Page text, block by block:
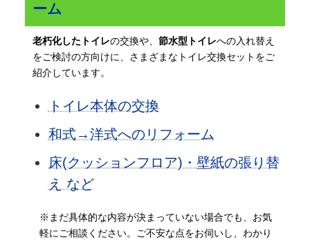
ーム
老朽化したトイレの交換や、 節水型トイレへの入れ替え
をご検討の方向けに、さまざまなトイレ交換セットをご
紹介しています。
トイレ本体の交換
和式→洋式へのリフォーム
床(クッションフロア)・壁紙の張り替
え など
※まだ具体的な内容が決まっていない場合でも、お気
軽にご相談ください。ご不安な点をお伺いし、わかり